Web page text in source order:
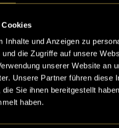
Cookies
Inhalte und Anzeigen zu
die Zugriffe auf unsere
unserer Website an
Unsere Partner führen diese
Sie ihnen bereitgestellt
haben.